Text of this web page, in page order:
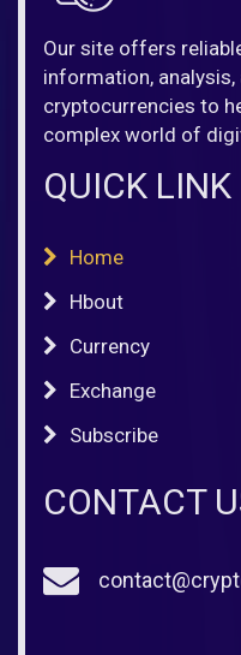
Our site offers
information,
cryptocurrencies to
complex world of
QUICK LINK
Home
Hbout
Currency
Exchange
Subscribe
CONTACT